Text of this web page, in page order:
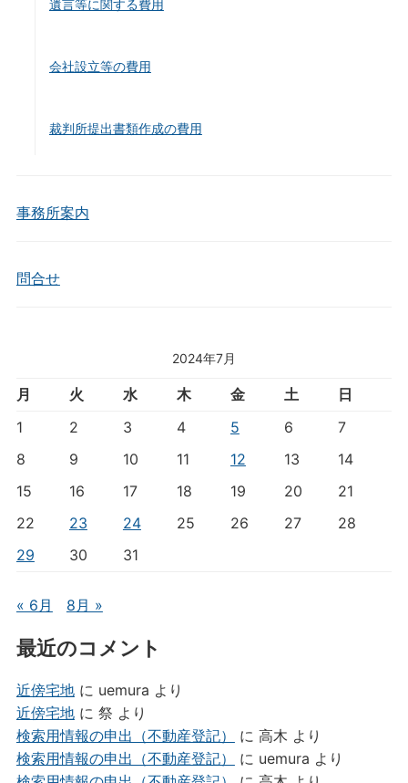
遺言等に関する費用
会社設立等の費用
裁判所提出書類作成の費用
事務所案内
問合せ
2024年7月
月 火 水 木 金 土
日
1
2 3 4 5 6
7
8
9 10 11 12 13
14
15
16 17 18 19 20
21
22
23 24 25 26 27
28
29
30 31
« 6月 8月 »
最近のコメント
近傍宅地に uemura より
近傍宅地に 祭 より
検索用情報の申出（不動産登記）
に 高木 より
検索用情報の申出（不動産登記）
に uemura より